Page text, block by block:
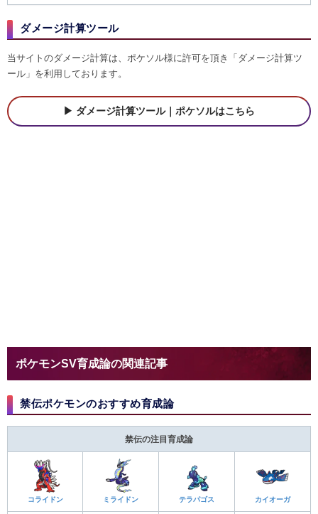
ダメージ計算ツール
当サイトのダメージ計算は、ポケソル様に許可を頂き「ダメージ計算ツ
ール」を利用しております。
ダメージ計算ツール｜ポケソルはこちら
ポケモンSV育成論の関連記事
禁伝ポケモンのおすすめ育成論
禁伝の注目育成論
コライドン ミライドン テラパゴス カイオーガ